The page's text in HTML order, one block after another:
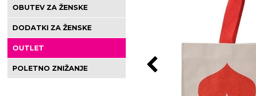
OBUTEV ZA ŽENSKE
DODATKI ZA ŽENSKE
OUTLET
POLETNO ZNIŽANJE